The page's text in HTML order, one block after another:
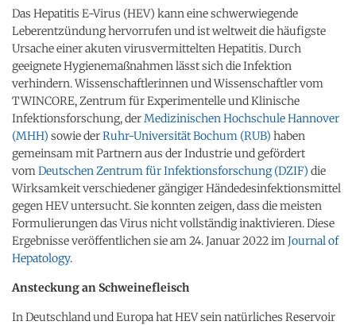
Das Hepatitis E-Virus (HEV) kann eine schwerwiegende
Leberentzündung hervorrufen und ist weltweit die häufigste
Ursache einer akuten virusvermittelten Hepatitis. Durch
geeignete Hygienemaßnahmen lässt sich die Infektion
verhindern. Wissenschaftlerinnen und Wissenschaftler vom
TWINCORE, Zentrum für Experimentelle und Klinische
Infektionsforschung, der Medizinischen Hochschule Hannover
(MHH) sowie derRuhr-Universität Bochum (RUB) haben
gemeinsam mit Partnern aus der Industrie und gefördert
vom Deutschen Zentrum für Infektionsforschung (DZIF) die
Wirksamkeit verschiedener gängiger Händedesinfektionsmittel
gegen HEV untersucht. Sie konnten zeigen, dass die meisten
Formulierungen das Virus nicht vollständig inaktivieren. Diese
Ergebnisse veröffentlichen sie am 24. Januar 2022 im Journal of
Hepatology.
Ansteckung an Schweinefleisch
In Deutschland und Europa hat HEV sein natürliches Reservoir